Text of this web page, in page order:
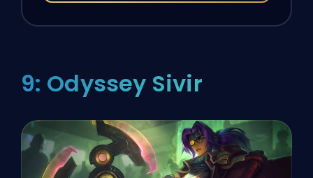
9: Odyssey Sivir